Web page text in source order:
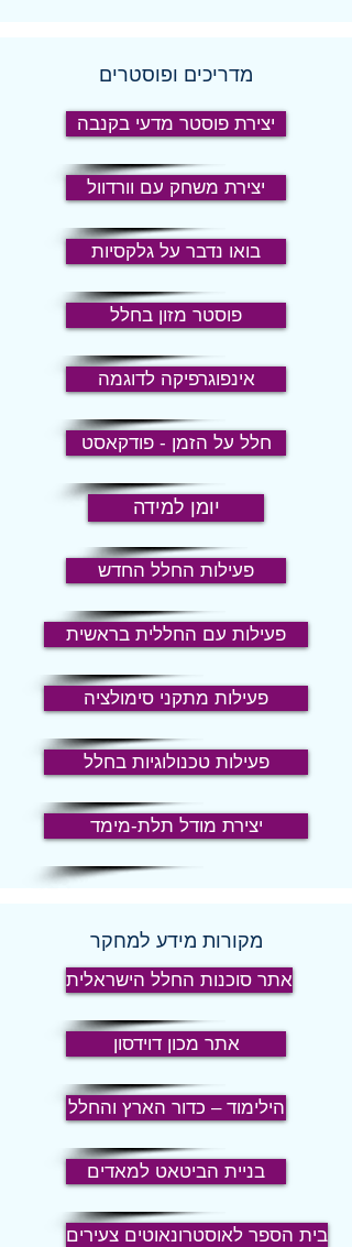
מדריכים ופוסטרים
יצירת פוסטר מדעי בקנבה
יצירת משחק עם וורדוול
בואו נדבר על גלקסיות
פוסטר מזון בחלל
אינפוגרפיקה לדוגמה
חלל על הזמן - פודקאסט
יומן למידה
פעילות החלל החדש
פעילות עם החללית בראשית
פעילות מתקני סימולציה
פעילות טכנולוגיות בחלל
יצירת מודל תלת-מימד
מקורות מידע למחקר
אתר סוכנות החלל הישראלית
אתר מכון דוידסון
הילימוד – כדור הארץ והחלל
בניית הביטאט למאדים
בית הספר לאוסטרונאוטים צעירים